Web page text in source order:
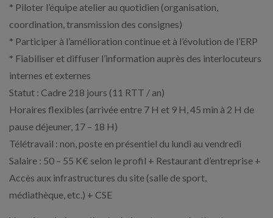
* Piloter l’équipe atelier au quotidien (organisation,
coordination, transmission des consignes)
* Participer à l’amélioration continue et à l’évolution de l’ERP
* Fiabiliser et diffuser l’information auprès des interlocuteurs
internes et externes
Statut : Cadre 218 jours (11 RTT / an)
Horaires flexibles (arrivée entre 7 H et 9 H, 45 min à 2 H de
pause déjeuner, 17 – 18 H)
Télétravail : non, poste en présentiel du lundi au vendredi
Salaire : 50 – 55 K€ selon le profil + Restaurant d’entreprise +
Accès aux infrastructures du site (salle de sport,
médiathèque, etc.) + CSE